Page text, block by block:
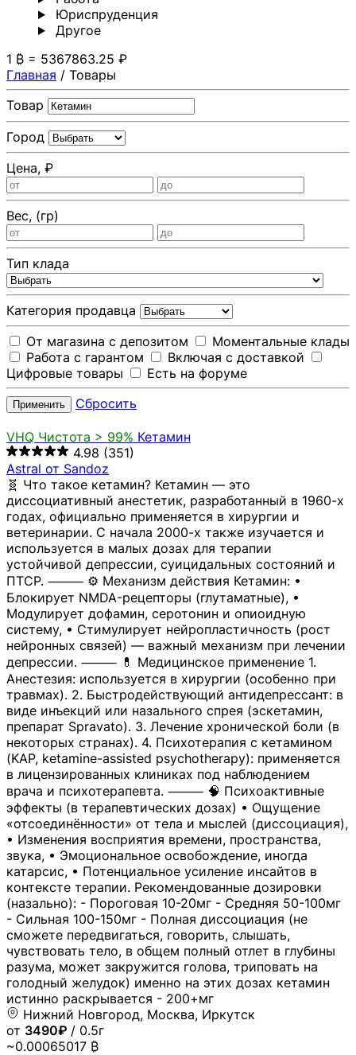
Юриспруденция
Другoе
1 ₿ = 5367863.25 ₽
Главная / Товары
Товар
Город
Цена, ₽
Вес, (гр)
Тип клада
Категория продавца
От магазина с депозитом
Моментальные клады
Работа с гарантом
Включая с доставкой
Цифровые товары
Есть на форуме
Применить Сбросить
VHQ Чистота > 99% Кетамин
4.98 (351)
Astral от Sandoz
🧬 Что такое кетамин? Кетамин — это
диссоциативный анестетик, разработанный в 1960-х
годах, официально применяется в хирургии и
ветеринарии. С начала 2000-х также изучается и
используется в малых дозах для терапии
устойчивой депрессии, суицидальных состояний и
ПТСР. ⸻ ⚙️ Механизм действия Кетамин: •
Блокирует NMDA-рецепторы (глутаматные), •
Модулирует дофамин, серотонин и опиоидную
систему, • Стимулирует нейропластичность (рост
нейронных связей) — важный механизм при лечении
депрессии. ⸻ 💊 Медицинское применение 1.
Анестезия: используется в хирургии (особенно при
травмах). 2. Быстродействующий антидепрессант: в
виде инъекций или назального спрея (эскетамин,
препарат Spravato). 3. Лечение хронической боли (в
некоторых странах). 4. Психотерапия с кетамином
(KAP, ketamine-assisted psychotherapy): применяется
в лицензированных клиниках под наблюдением
врача и психотерапевта. ⸻ 🧠 Психоактивные
эффекты (в терапевтических дозах) • Ощущение
«отсоединённости» от тела и мыслей (диссоциация),
• Изменения восприятия времени, пространства,
звука, • Эмоциональное освобождение, иногда
катарсис, • Потенциальное усиление инсайтов в
контексте терапии. Рекомендованные дозировки
(назально): - Пороговая 10-20мг - Средняя 50-100мг
- Сильная 100-150мг - Полная диссоциация (не
сможете передвигаться, говорить, слышать,
чувствовать тело, в общем полный отлет в глубины
разума, может закружится голова, триповать на
голодный желудок) именно на этих дозах кетамин
истинно раскрывается - 200+мг
Нижний Новгород, Москва, Иркутск
от 3490₽ / 0.5г
~0.00065017 ₿